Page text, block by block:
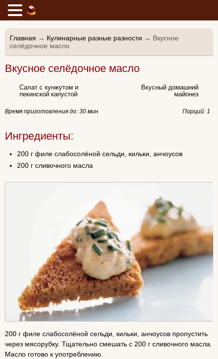
Главная → Кулинарные разные разности → Вкусное
селёдочное масло
Вкусное селёдочное масло
Салат с кунжутом и
пекинской капустой
Вкусный домашний
майонез
Время приготовления до: 30 мин Порций: 1
Ингредиенты:
200 г филе слабосолёной сельди, кильки, анчоусов
200 г сливочного масла
200 г филе слабосолёной сельди, кильки, анчоусов пропустить
через мясорубку. Тщательно смешать с 200 г сливочного масла.
Масло готово к употреблению.